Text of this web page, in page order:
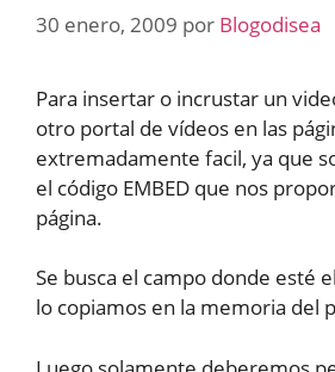
30 enero, 2009 por Blogodisea
Para insertar o incrustar un
otro portal de vídeos en las
extremadamente facil, ya que
el código EMBED que nos
página.
Se busca el campo donde esté
lo copiamos en la memoria del